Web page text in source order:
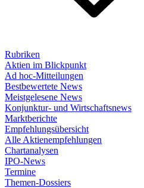
Rubriken
Aktien im Blickpunkt
Ad hoc-Mitteilungen
Bestbewertete News
Meistgelesene News
Konjunktur- und Wirtschaftsnews
Marktberichte
Empfehlungsübersicht
Alle Aktienempfehlungen
Chartanalysen
IPO-News
Termine
Themen-Dossiers